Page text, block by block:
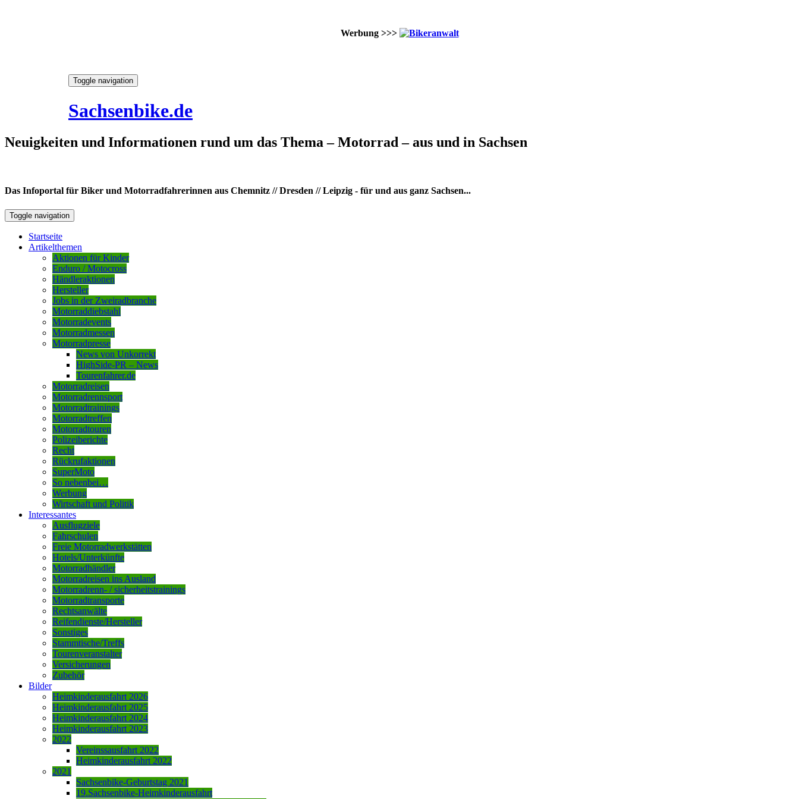
Werbung >>>
Toggle navigation
Sachsenbike.de
Neuigkeiten und Informationen rund um das Thema – Motorrad – aus und in Sachsen
Das Infoportal für Biker und Motorradfahrerinnen aus Chemnitz // Dresden // Leipzig - für und aus ganz Sachsen...
Toggle navigation
Startseite
Artikelthemen
Aktionen für Kinder
Enduro / Motocross
Händleraktionen
Hersteller
Jobs in der Zweiradbranche
Motorraddiebstahl
Motorradevents
Motorradmessen
Motorradpresse
News von Unkorrekt
HighSide-PR – News
Tourenfahrer.de
Motorradreisen
Motorradrennsport
Motorradtrainings
Motorradtreffen
Motorradtouren
Polizeiberichte
Recht
Rückrufaktionen
SuperMoto
So nebenbei…
Werbung
Wirtschaft und Politik
Interessantes
Ausflugziele
Fahrschulen
Freie Motorradwerkstätten
Hotels/Unterkünfte
Motorradhändler
Motorradreisen ins Ausland
Motorradrenn- / sicherheitstrainings
Motorradtransporte
Rechtsanwälte
Reifendienste/Hersteller
Sonstiges
Stammtische/Treffs
Tourenveranstalter
Versicherungen
Zubehör
Bilder
Heimkinderausfahrt 2026
Heimkinderausfahrt 2025
Heimkinderausfahrt 2024
Heimkinderausfahrt 2023
2022
Vereinssausfahrt 2022
Heimkinderausfahrt 2022
2021
Sachsenbike-Geburtstag 2021
19.Sachsenbike-Heimkinderausfahrt